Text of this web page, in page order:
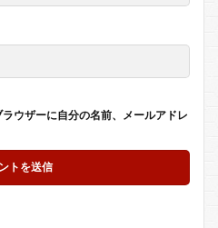
ウザーに自分の名前、メールアドレ